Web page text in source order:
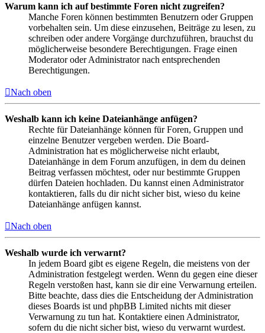
Warum kann ich auf bestimmte Foren nicht zugreifen?
Manche Foren können bestimmten Benutzern oder Gruppen
vorbehalten sein. Um diese einzusehen, Beiträge zu lesen, zu
schreiben oder andere Vorgänge durchzuführen, brauchst du
möglicherweise besondere Berechtigungen. Frage einen
Moderator oder Administrator nach entsprechenden
Berechtigungen.
Nach oben
Weshalb kann ich keine Dateianhänge anfügen?
Rechte für Dateianhänge können für Foren, Gruppen und
einzelne Benutzer vergeben werden. Die Board-
Administration hat es möglicherweise nicht erlaubt,
Dateianhänge in dem Forum anzufügen, in dem du deinen
Beitrag verfassen möchtest, oder nur bestimmte Gruppen
dürfen Dateien hochladen. Du kannst einen Administrator
kontaktieren, falls du dir nicht sicher bist, wieso du keine
Dateianhänge anfügen kannst.
Nach oben
Weshalb wurde ich verwarnt?
In jedem Board gibt es eigene Regeln, die meistens von der
Administration festgelegt werden. Wenn du gegen eine dieser
Regeln verstoßen hast, kann sie dir eine Verwarnung erteilen.
Bitte beachte, dass dies die Entscheidung der Administration
dieses Boards ist und phpBB Limited nichts mit dieser
Verwarnung zu tun hat. Kontaktiere einen Administrator,
sofern du die nicht sicher bist, wieso du verwarnt wurdest.